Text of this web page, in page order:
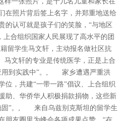
在照片背后签上名字，并郑重地送给
的认可就是孩子们的笑脸，“与地区
合组织国家人民展现了高水平的团
学生马文轩，主动报名做社区抗
马文轩的专业是传统医学，正是上合
用到实践中”。, 家乡遭遇严重洪
位，共建“一带一路”倡议、上合组织
助、华侨华人积极捐款捐物，这些新
固”。, 来自乌兹别克斯坦的留学生